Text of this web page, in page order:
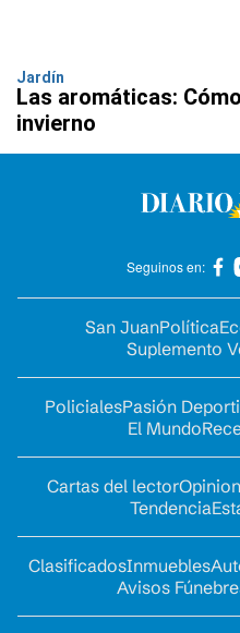
Jardín
Las aromáticas:
invierno
Seguinos en:
San JuanPolítica
Suplemento
PolicialesPasión
El Mundo
Cartas del lectorOpinion
Tendencia
ClasificadosInmuebles
Avisos